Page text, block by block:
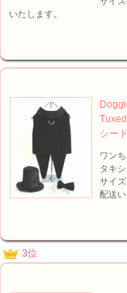
いたします。
シー
ワン
タキ
サイ
配送い
3位